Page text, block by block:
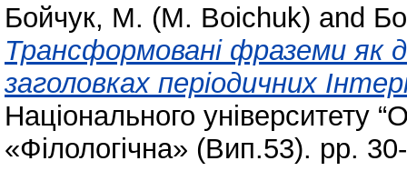
Бойчук, М. (M. Boichuk) and
Трансформовані фраземи як
заголовках періодичних
Національного університету
«Філологічна» (Вип.53). pp.